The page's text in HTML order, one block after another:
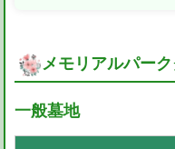
メモリアルパー
一般墓地